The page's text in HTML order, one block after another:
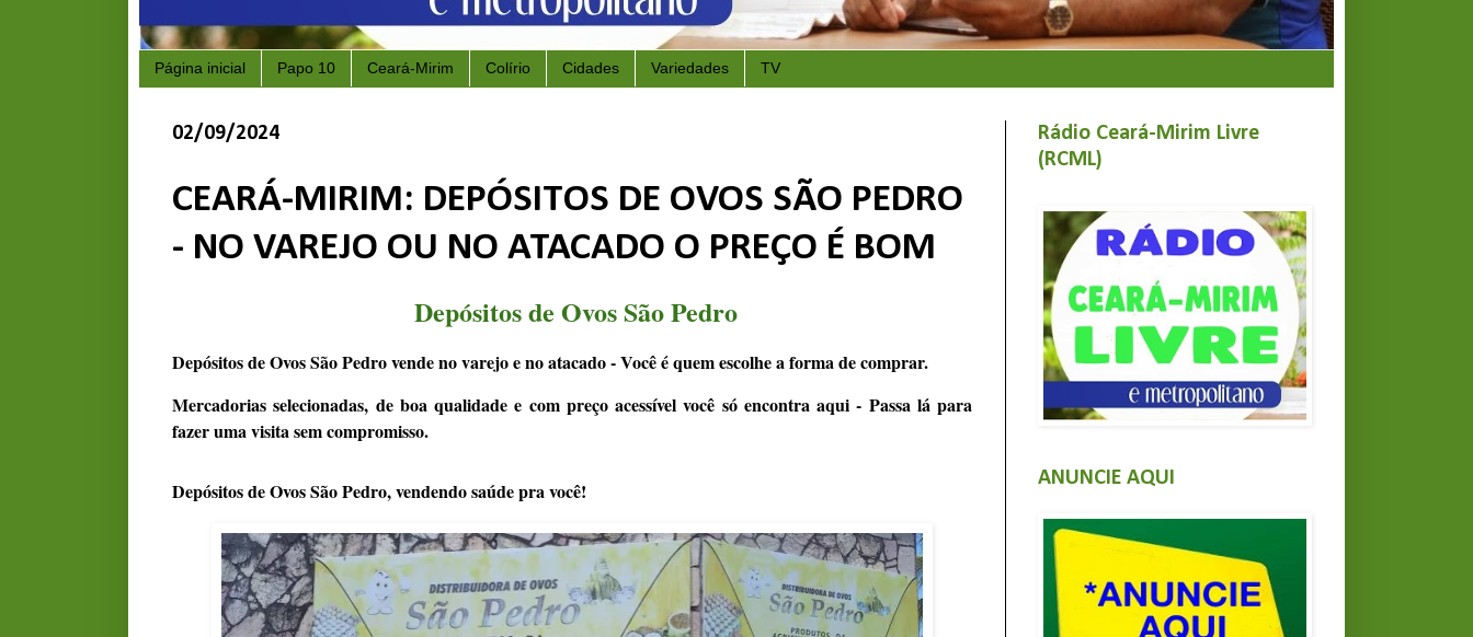
Página inicial Papo 10 Ceará-Mirim Colírio Cidades Variedades TV
02/09/2024
CEARÁ-MIRIM: DEPÓSITOS DE OVOS SÃO PEDRO
- NO VAREJO OU NO ATACADO O PREÇO É BOM
Depósitos de Ovos São Pedro
Depósitos de Ovos São Pedro vende no varejo e no atacado - Você é quem escolhe a forma de comprar.
Mercadorias selecionadas, de boa qualidade e com preço acessível você só encontra aqui - Passa lá para
fazer uma visita sem compromisso.
Depósitos de Ovos São Pedro, vendendo saúde pra você!
Rádio Ceará-Mirim Livre
(RCML)
ANUNCIE AQUI